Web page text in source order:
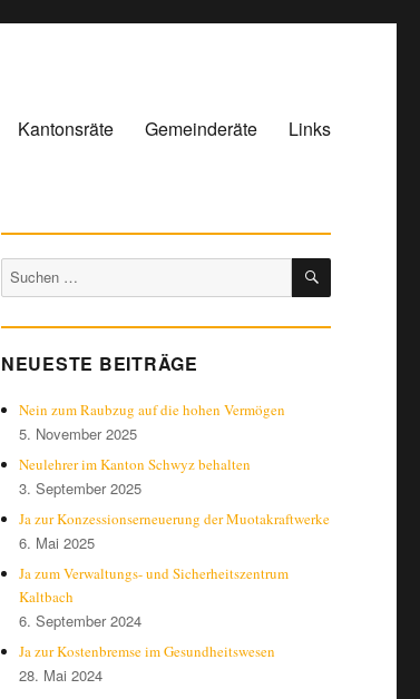
Kantonsräte Gemeinderäte Links
Suchen
nach:
SUCHEN
NEUESTE BEITRÄGE
Nein zum Raubzug auf die hohen Vermögen
5. November 2025
Neulehrer im Kanton Schwyz behalten
3. September 2025
Ja zur Konzessionserneuerung der Muotakraftwerke
6. Mai 2025
Ja zum Verwaltungs- und Sicherheitszentrum
Kaltbach
6. September 2024
Ja zur Kostenbremse im Gesundheitswesen
28. Mai 2024